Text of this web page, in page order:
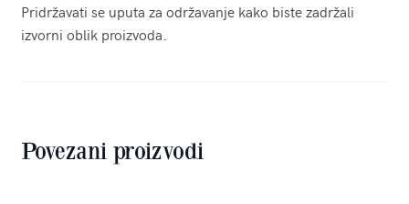
Pridržavati se uputa za održavanje kako biste zadržali
izvorni oblik proizvoda.
Povezani proizvodi